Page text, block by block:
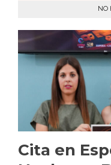
NO
Cita en